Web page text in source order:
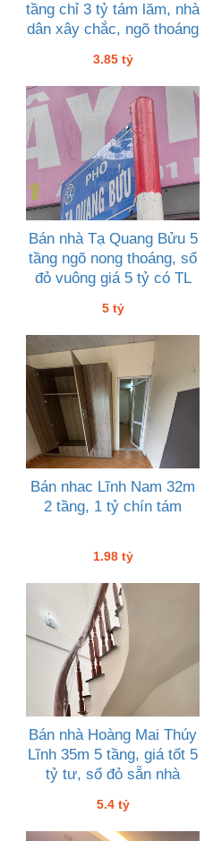
tầng chỉ 3 tỷ tám lăm, nhà
dân xây chắc, ngõ thoáng
3.85 tỷ
Bán nhà Tạ Quang Bửu 5
tầng ngõ nong thoáng, sổ
đỏ vuông giá 5 tỷ có TL
5 tỷ
Bán nhac Lĩnh Nam 32m
2 tầng, 1 tỷ chín tám
1.98 tỷ
Bán nhà Hoàng Mai Thúy
Lĩnh 35m 5 tầng, giá tốt 5
tỷ tư, sổ đỏ sẵn nhà
5.4 tỷ